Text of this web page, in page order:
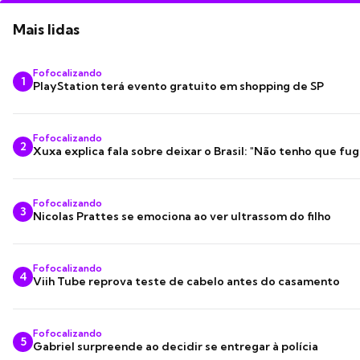
Mais lidas
1
Fofocalizando
PlayStation terá evento gratuito em shopping de SP
2
Fofocalizando
Xuxa explica fala sobre deixar o Brasil: "Não tenho que
3
Fofocalizando
Nicolas Prattes se emociona ao ver ultrassom do filho
4
Fofocalizando
Viih Tube reprova teste de cabelo antes do casamento
5
Fofocalizando
Gabriel surpreende ao decidir se entregar à polícia